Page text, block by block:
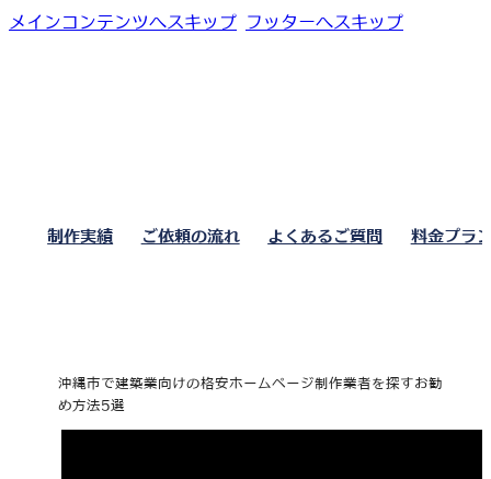
メインコンテンツへスキップ フッターへスキップ
制作実績 ご依頼の流れ よくあるご質問 料金プラ
沖縄市で建築業向けの格安ホームページ制作業者を探すお勧
め方法5選